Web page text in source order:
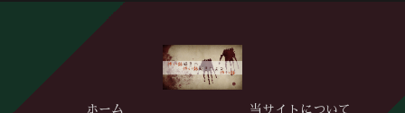
ホーム 当サイトについて